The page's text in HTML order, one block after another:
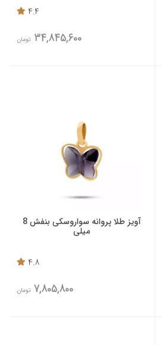
4.4
34,845,600 تومان
آویز طلا پروانه سواروسکی بنفش 8
میلی
4.8
7,805,800 تومان